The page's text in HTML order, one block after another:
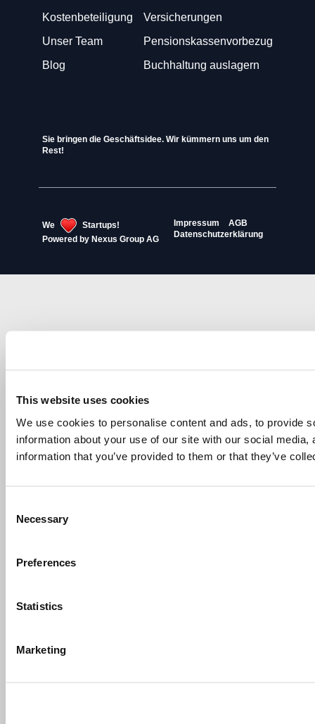
This website uses cookies
We use cookies to personalise content and ads, to provide
information about your use of our site with our social
information that you’ve provided to them or that they’ve
Selection
Necessary
Preferences
Statistics
Marketing
Kostenbeteiligung
Unser Team
Blog
Versicherungen
Pensionskassenvorbezug
Buchhaltung auslagern
Sie bringen die Geschäftsidee. Wir kümmern uns um den
Rest!
We
Startups!
Powered by Nexus Group AG
Impressum
AGB
Datenschutzerklärung